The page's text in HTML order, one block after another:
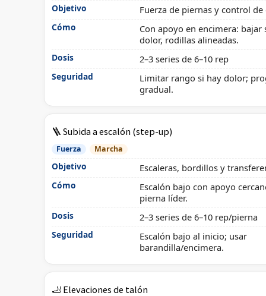
Objetivo Fuerza de piernas y control
Cómo
Con apoyo en encimera: bajar
dolor, rodillas alineadas.
Dosis 2–3 series de 6–10 rep
Seguridad
Limitar rango si hay dolor;
gradual.
🪜 Subida a escalón (step-up)
Fuerza Marcha
Objetivo Escaleras, bordillos y
Cómo
Escalón bajo con apoyo
pierna líder.
Dosis 2–3 series de 6–10 rep/pierna
Seguridad
Escalón bajo al inicio; usar
barandilla/encimera.
🦶 Elevaciones de talón